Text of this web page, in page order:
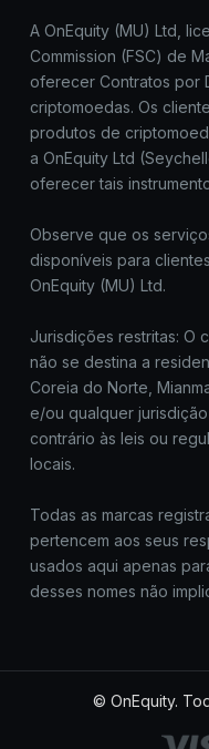
A OnEquity (MU) Ltd,
Commission (FSC) de
oferecer Contratos por
criptomoedas. Os
produtos de
a OnEquity Ltd
oferecer tais
Observe que os
disponíveis para
OnEquity (MU) Ltd.
Jurisdições restritas: O
não se destina a
Coreia do Norte,
e/ou qualquer
contrário às leis ou
locais.
Todas as marcas
pertencem aos seus
usados aqui apenas
desses nomes não
© OnEquity.